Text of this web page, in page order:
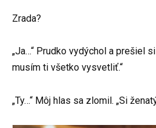
Zrada?
„Ja…“ Prudko vydýchol a prešiel
musím ti všetko vysvetliť.“
„Ty…“ Môj hlas sa zlomil. „Si